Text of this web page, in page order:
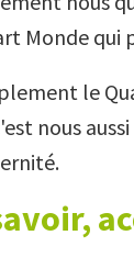
Monde qui
le
nous